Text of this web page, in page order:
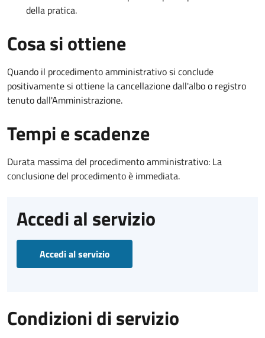
della pratica.
Cosa si ottiene
Quando il procedimento amministrativo si conclude
positivamente si ottiene la cancellazione dall'albo o registro
tenuto dall'Amministrazione.
Tempi e scadenze
Durata massima del procedimento amministrativo: La
conclusione del procedimento è immediata.
Accedi al servizio
Accedi al servizio
Condizioni di servizio